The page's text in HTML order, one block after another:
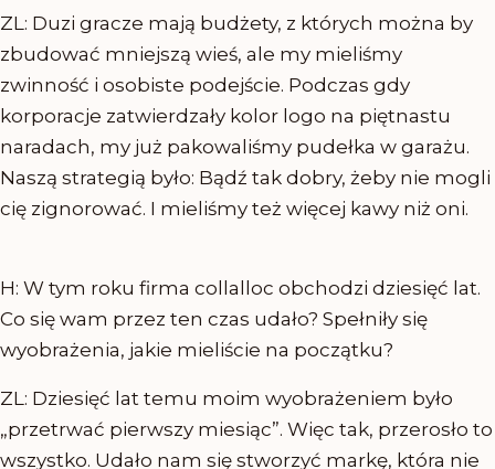
ZL: Duzi gracze mają budżety, z których można by
zbudować mniejszą wieś, ale my mieliśmy
zwinność i osobiste podejście. Podczas gdy
korporacje zatwierdzały kolor logo na piętnastu
naradach, my już pakowaliśmy pudełka w garażu.
Naszą strategią było: Bądź tak dobry, żeby nie mogli
cię zignorować. I mieliśmy też więcej kawy niż oni.
H: W tym roku firma collalloc obchodzi dziesięć lat.
Co się wam przez ten czas udało? Spełniły się
wyobrażenia, jakie mieliście na początku?
ZL: Dziesięć lat temu moim wyobrażeniem było
„przetrwać pierwszy miesiąc”. Więc tak, przerosło to
wszystko. Udało nam się stworzyć markę, która nie